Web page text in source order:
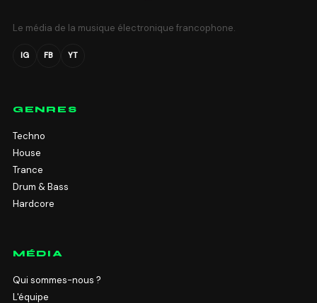
Le média de la musique électronique francophone.
IG FB YT
GENRES
Techno
House
Trance
Drum & Bass
Hardcore
MÉDIA
Qui sommes-nous ?
L'équipe